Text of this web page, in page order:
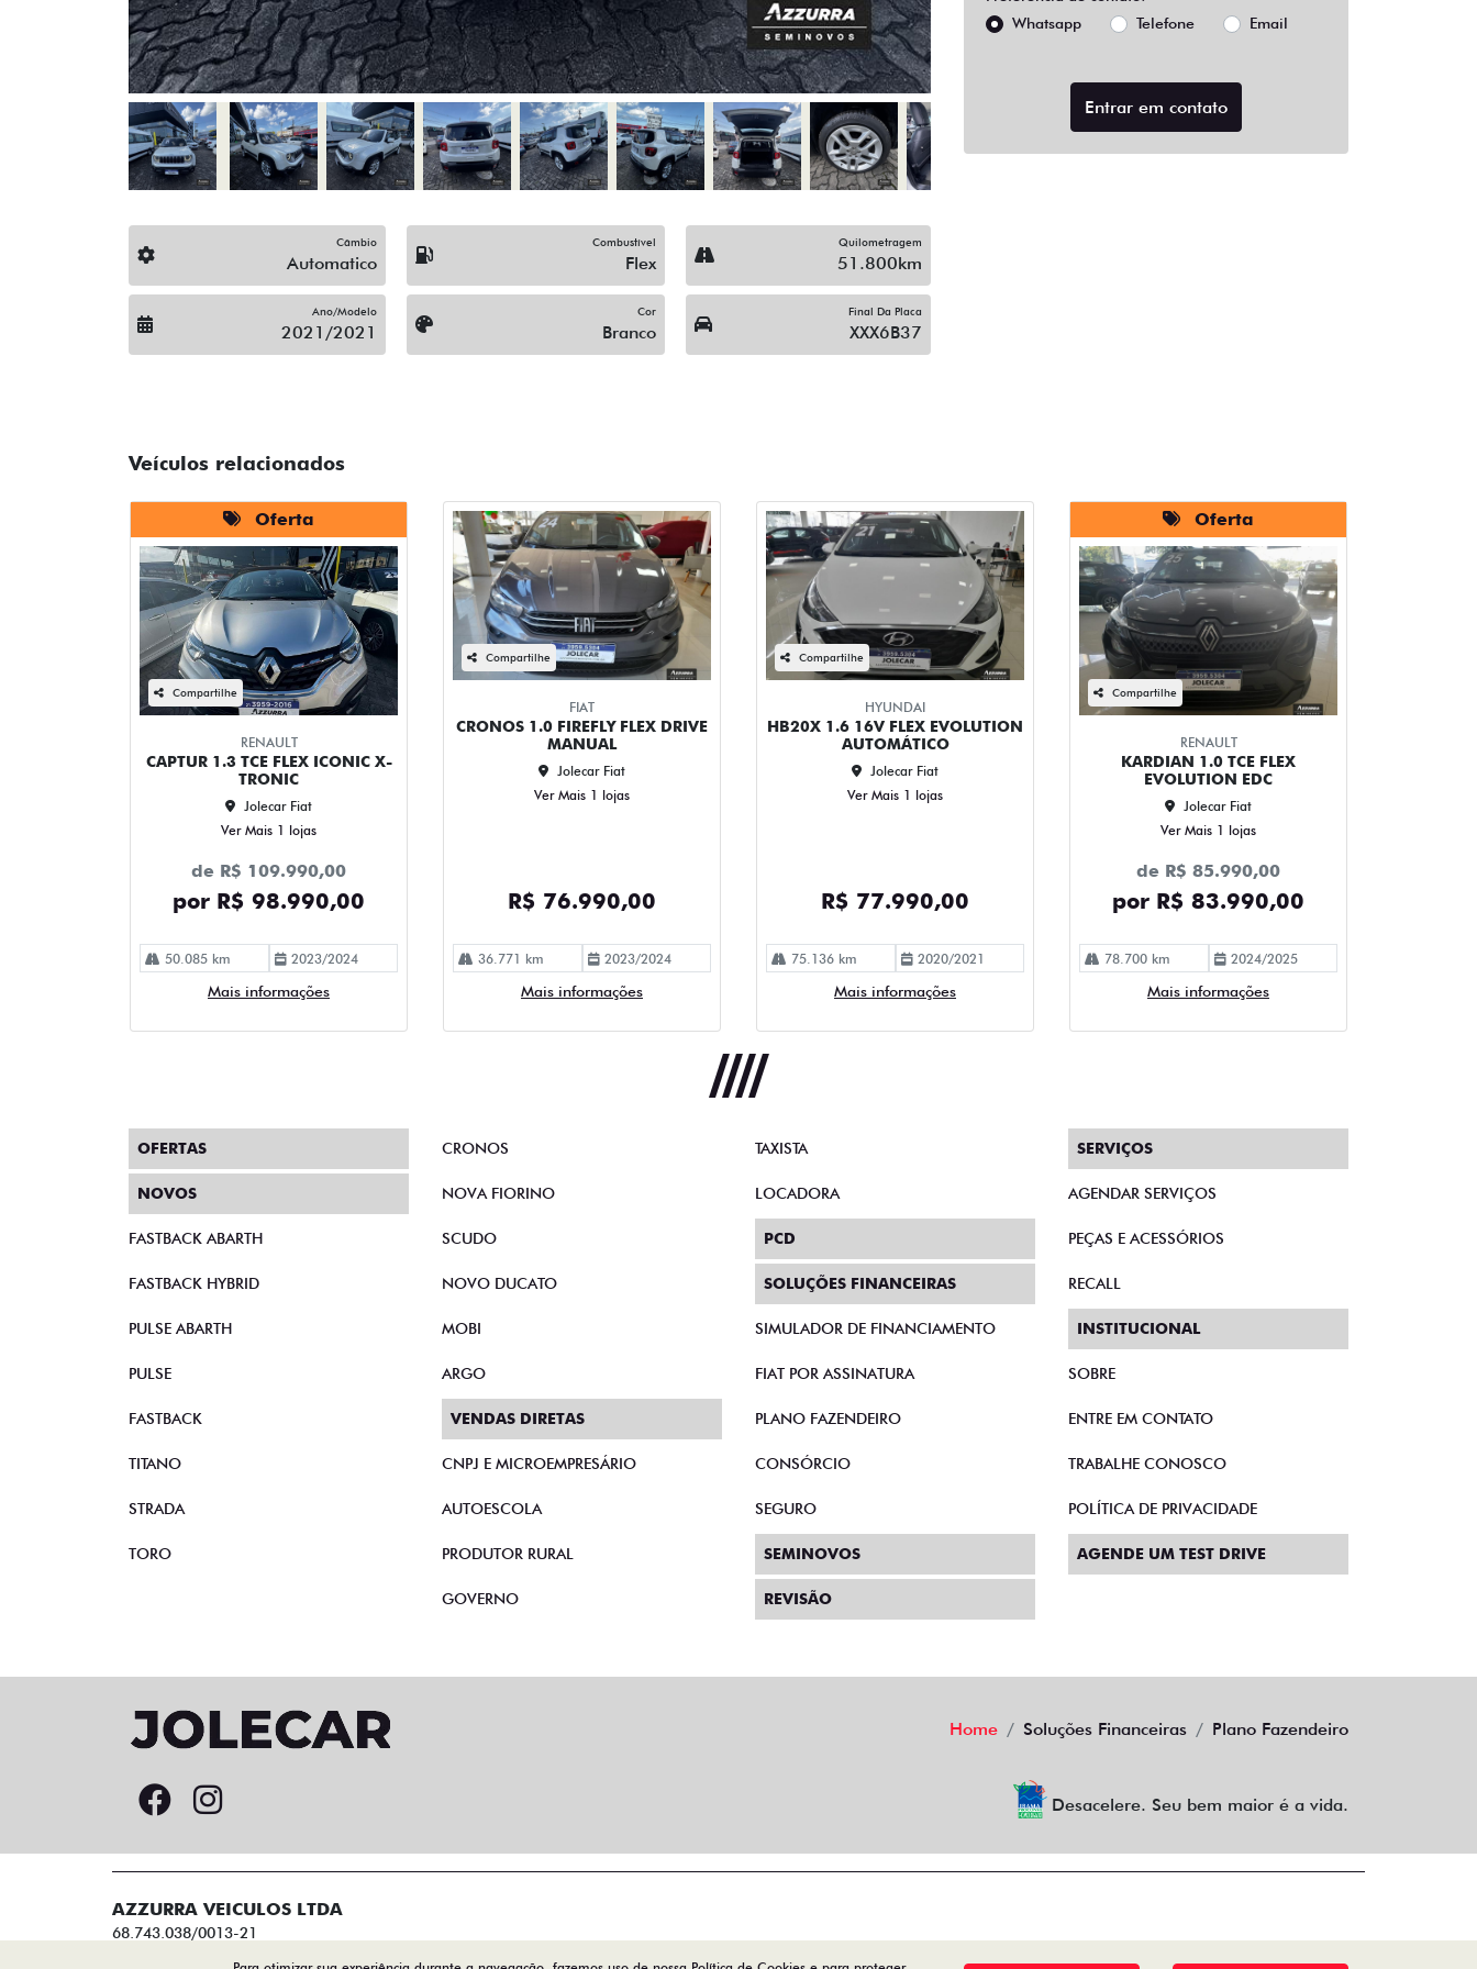
Câmbio
Automatico
Combustível
Flex
Quilometragem
51.800km
Ano/Modelo
2021/2021
Cor
Branco
Final Da Placa
XXX6B37
Whatsapp
Telefone Email
Entrar em contato
Veículos relacionados
Oferta
Compartilhe
RENAULT
CAPTUR 1.3 TCE FLEX ICONIC X-
TRONIC
Jolecar Fiat
Ver Mais 1 lojas
de R$ 109.990,00
por R$ 98.990,00
50.085 km 2023/2024
Mais informações
Compartilhe
FIAT
CRONOS 1.0 FIREFLY FLEX DRIVE
MANUAL
Jolecar Fiat
Ver Mais 1 lojas
R$ 76.990,00
36.771 km 2023/2024
Mais informações
Compartilhe
HYUNDAI
HB20X 1.6 16V FLEX EVOLUTION
AUTOMÁTICO
Jolecar Fiat
Ver Mais 1 lojas
R$ 77.990,00
75.136 km 2020/2021
Mais informações
Oferta
Compartilhe
RENAULT
KARDIAN 1.0 TCE FLEX
EVOLUTION EDC
Jolecar Fiat
Ver Mais 1 lojas
de R$ 85.990,00
por R$ 83.990,00
78.700 km 2024/2025
Mais informações
OFERTAS
NOVOS
FASTBACK ABARTH
FASTBACK HYBRID
PULSE ABARTH
PULSE
FASTBACK
TITANO
STRADA
TORO
CRONOS
NOVA FIORINO
SCUDO
NOVO DUCATO
MOBI
ARGO
VENDAS DIRETAS
CNPJ E MICROEMPRESÁRIO
AUTOESCOLA
PRODUTOR RURAL
GOVERNO
TAXISTA
LOCADORA
PCD
SOLUÇÕES FINANCEIRAS
SIMULADOR DE FINANCIAMENTO
FIAT POR ASSINATURA
PLANO FAZENDEIRO
CONSÓRCIO
SEGURO
SEMINOVOS
REVISÃO
SERVIÇOS
AGENDAR SERVIÇOS
PEÇAS E ACESSÓRIOS
RECALL
INSTITUCIONAL
SOBRE
ENTRE EM CONTATO
TRABALHE CONOSCO
POLÍTICA DE PRIVACIDADE
AGENDE UM TEST DRIVE
Home Soluções Financeiras Plano Fazendeiro
Desacelere. Seu bem maior é a vida.
AZZURRA VEICULOS LTDA
68.743.038/0013-21